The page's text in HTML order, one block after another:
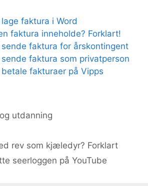
faktura i Word
faktura inneholde? Forklart!
faktura for årskontingent
faktura som privatperson
fakturaer på Vipps
utdanning
rev som kjæledyr? Forklart
seerloggen på YouTube